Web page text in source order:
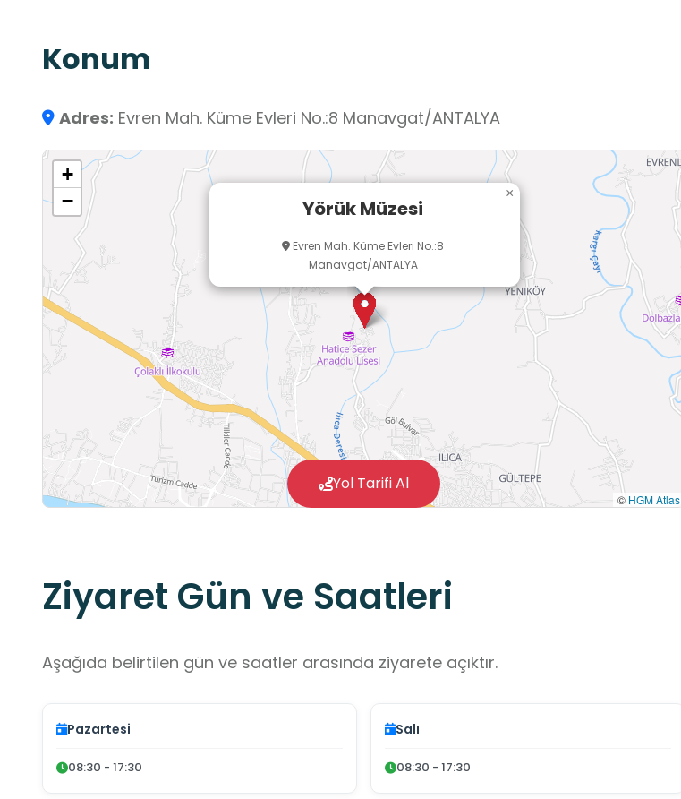
birçoğu müzeye gelen ziyaretçiler tarafından bağışlanmıştır. Yörük Müzesi,
çadırın sergilendiği nadir müzelerden birisidir. Bölge, turizm bölgesi olduğu için
Konum
Adres: Evren Mah. Küme Evleri No.:8 Manavgat/ANTALYA
Yörük Müzesi
Evren Mah. Küme Evleri No.:8
Manavgat/ANTALYA
×
+
−
© HGM Atlas
Yol Tarifi Al
Ziyaret Gün ve Saatleri
Aşağıda belirtilen gün ve saatler arasında ziyarete açıktır.
Pazartesi
08:30 - 17:30
Salı
08:30 - 17:30